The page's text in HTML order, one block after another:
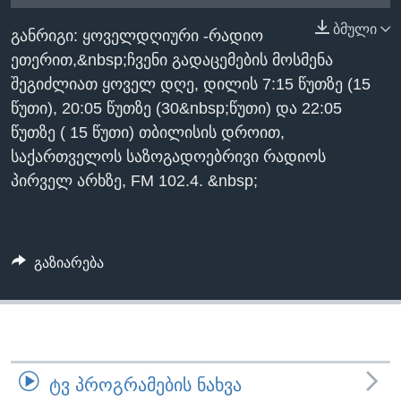
ᲯᲐᲜᲛᲠᲗᲔᲚᲝᲑᲐ
ᲛᲔᲪᲜᲘᲔᲠᲔᲑᲐ
ᲘᲜᲢᲔᲠᲕᲘᲣ
ᲙᲣᲚᲢᲣᲠᲐ
ᲒᲐᲚᲘᲚᲔᲝ
Learning English
ᲗᲕᲐᲚᲘ ᲒᲕᲐᲓᲔᲕᲜᲔᲗ
ენები
ბმული
განრიგი: ყოველდღიური -რადიო
ეთერით,&nbsp;ჩვენი გადაცემების მოსმენა
შეგიძლიათ ყოველ დღე, დილის 7:15 წუთზე (15
წუთი), 20:05 წუთზე (30&nbsp;წუთი) და 22:05
წუთზე ( 15 წუთი) თბილისის დროით,
საქართველოს საზოგადოებრივი რადიოს
პირველ არხზე, FM 102.4. &nbsp;
გაზიარება
ᲢᲕ ᲞᲠᲝᲒᲠᲐᲛᲔᲑᲘᲡ ᲜᲐᲮᲕᲐ